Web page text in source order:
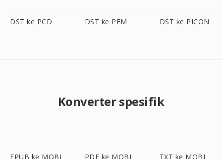
DST ke PCD DST ke PFM DST ke PICON
Konverter spesifik
EPUB ke MOBI PDF ke MOBI TXT ke MOBI